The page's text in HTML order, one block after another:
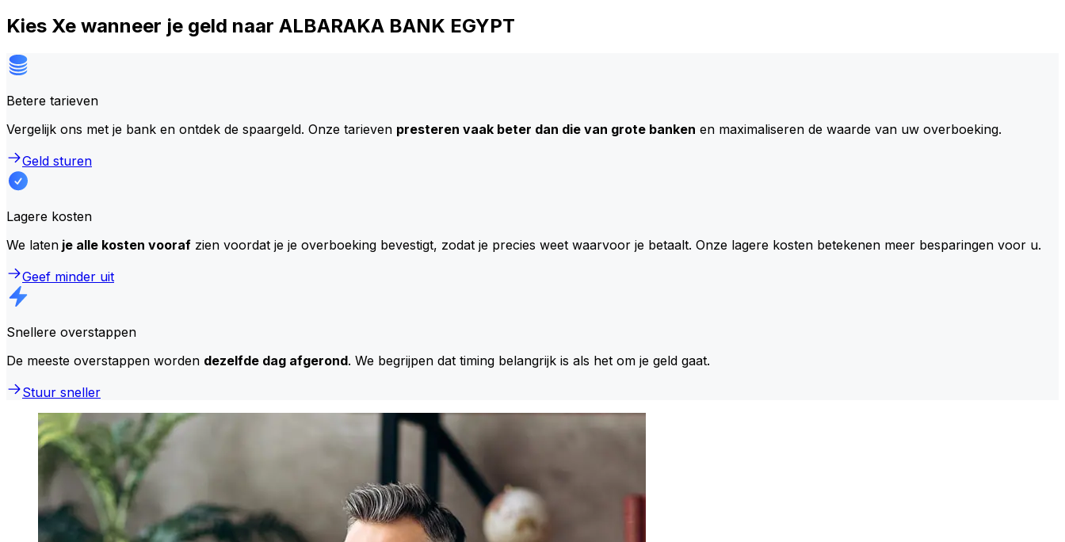
Kies Xe wanneer je geld naar ALBARAKA BANK EGYPT
Betere tarieven
Vergelijk ons met je bank en ontdek de spaargeld. Onze tarieven presteren vaak beter dan die van grote banken en maximaliseren de waarde van uw overboeking.
Geld sturen
Lagere kosten
We laten je alle kosten vooraf zien voordat je je overboeking bevestigt, zodat je precies weet waarvoor je betaalt. Onze lagere kosten betekenen meer besparingen voor u.
Geef minder uit
Snellere overstappen
De meeste overstappen worden dezelfde dag afgerond. We begrijpen dat timing belangrijk is als het om je geld gaat.
Stuur sneller